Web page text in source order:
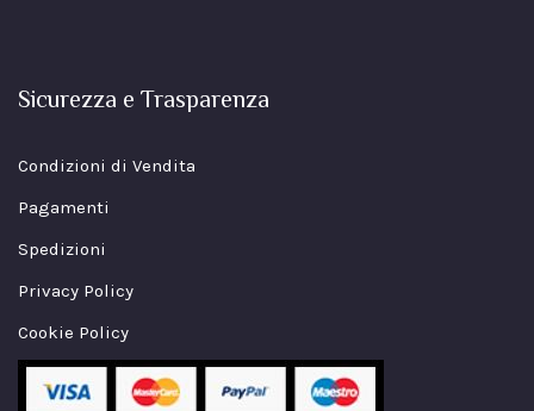
Sicurezza e Trasparenza
Condizioni di Vendita
Pagamenti
Spedizioni
Privacy Policy
Cookie Policy